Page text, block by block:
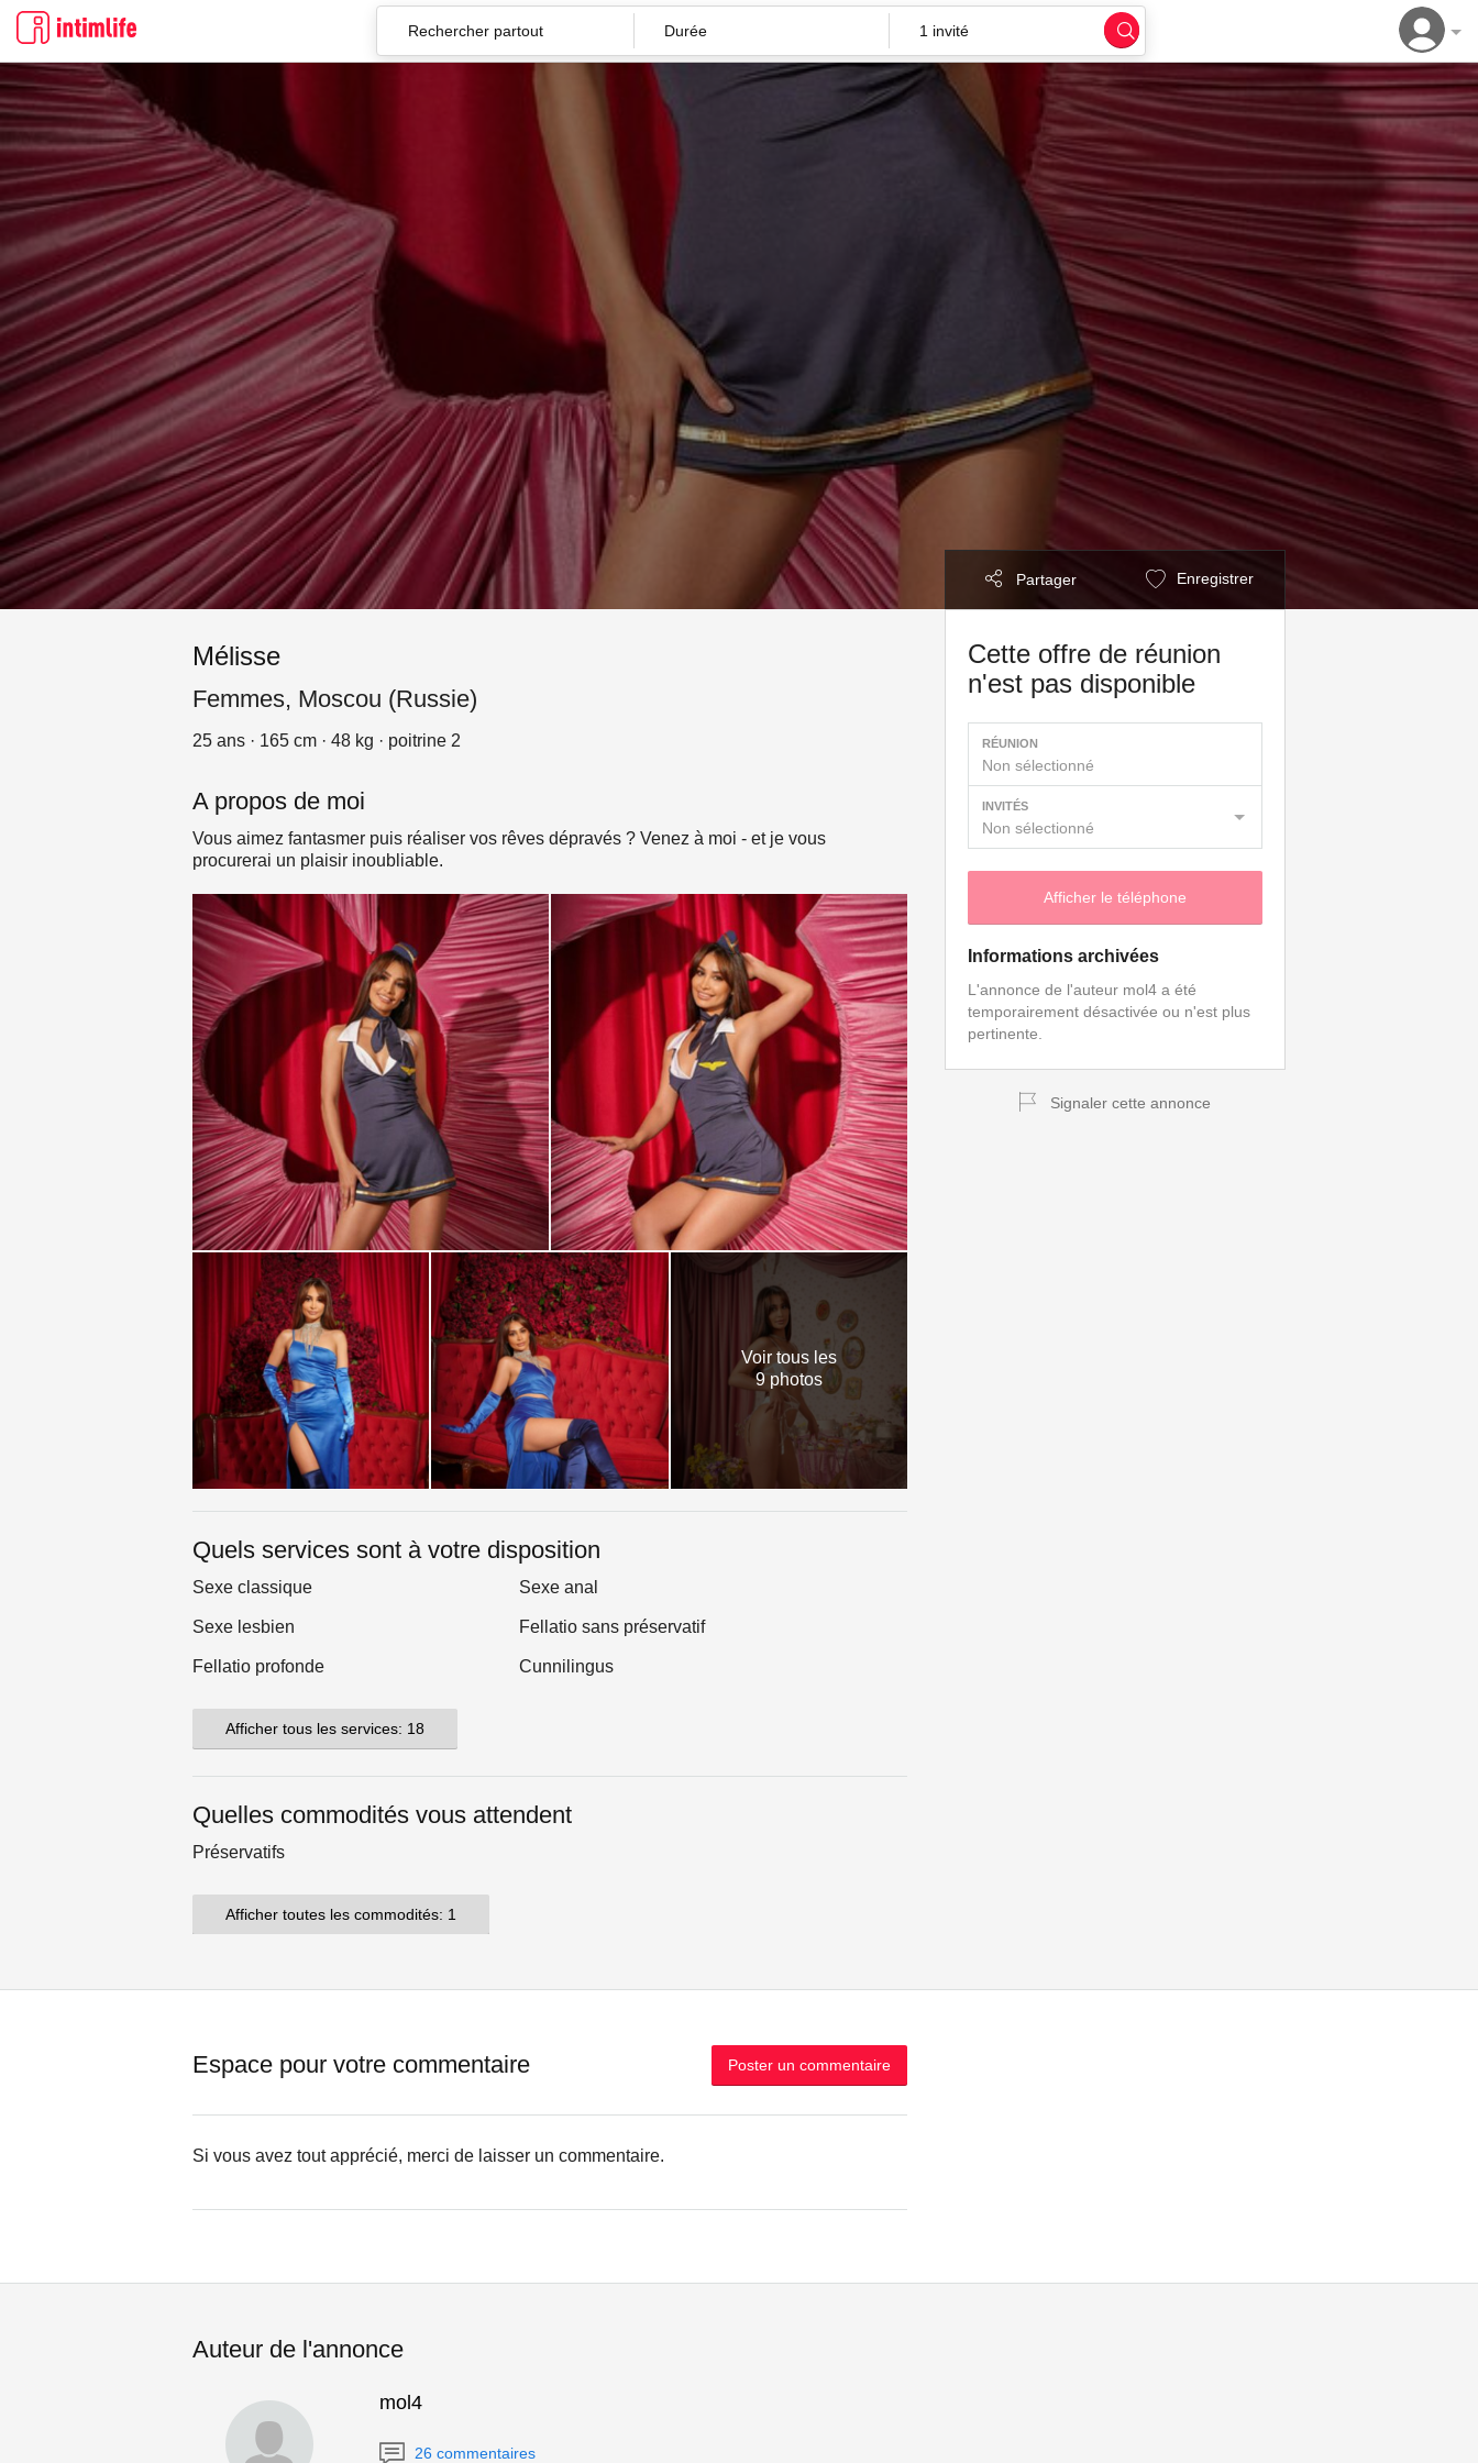
Durée 1 invité
Partager Enregistrer
Cette offre de réunion
n'est pas disponible
RÉUNION
Non sélectionné
INVITÉS
Non sélectionné
Afficher le téléphone
Informations archivées
L'annonce de l'auteur mol4 a été
temporairement désactivée ou n'est plus
pertinente.
Signaler cette annonce
Mélisse
Femmes, Moscou (Russie)
25 ans · 165 cm · 48 kg · poitrine 2
A propos de moi
Vous aimez fantasmer puis réaliser vos rêves dépravés ? Venez à moi - et je vous
procurerai un plaisir inoubliable.
Voir tous les
9 photos
Quels services sont à votre disposition
Sexe classique Sexe anal
Sexe lesbien Fellatio sans préservatif
Fellatio profonde Cunnilingus
Afficher tous les services: 18
Quelles commodités vous attendent
Préservatifs
Afficher toutes les commodités: 1
Espace pour votre commentaire Poster un commentaire
Si vous avez tout apprécié, merci de laisser un commentaire.
Auteur de l'annonce
mol4
26 commentaires